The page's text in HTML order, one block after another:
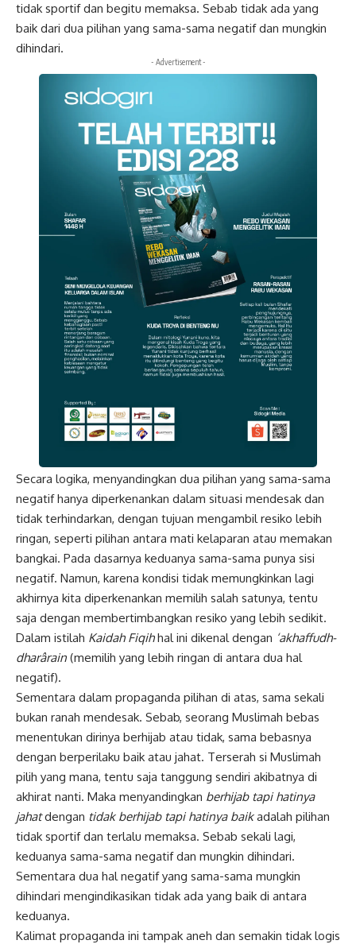
tidak sportif dan begitu memaksa. Sebab tidak ada yang
baik dari dua pilihan yang sama-sama negatif dan mungkin
dihindari.
- Advertisement -
Secara logika, menyandingkan dua pilihan yang sama-sama
negatif hanya diperkenankan dalam situasi mendesak dan
tidak terhindarkan, dengan tujuan mengambil resiko lebih
ringan, seperti pilihan antara mati kelaparan atau memakan
bangkai. Pada dasarnya keduanya sama-sama punya sisi
negatif. Namun, karena kondisi tidak memungkinkan lagi
akhirnya kita diperkenankan memilih salah satunya, tentu
saja dengan membertimbangkan resiko yang lebih sedikit.
Dalam istilah Kaidah Fiqihhal ini dikenal dengan ‘akhaffudh-
dharârain (memilih yang lebih ringan di antara dua hal
negatif).
Sementara dalam propaganda pilihan di atas, sama sekali
bukan ranah mendesak. Sebab, seorang Muslimah bebas
menentukan dirinya berhijab atau tidak, sama bebasnya
dengan berperilaku baik atau jahat. Terserah si Muslimah
pilih yang mana, tentu saja tanggung sendiri akibatnya di
akhirat nanti. Maka menyandingkan berhijab tapi hatinya
jahatdengan tidak berhijab tapi hatinya baikadalah pilihan
tidak sportif dan terlalu memaksa. Sebab sekali lagi,
keduanya sama-sama negatif dan mungkin dihindari.
Sementara dua hal negatif yang sama-sama mungkin
dihindari mengindikasikan tidak ada yang baik di antara
keduanya.
Kalimat propaganda ini tampak aneh dan semakin tidak logis